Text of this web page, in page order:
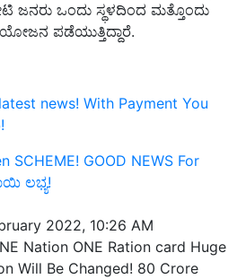
ಜನರು ಒಂದು ಸ್ಥಳದಿಂದ ಮತ್ತೊಂದು
ಪಡೆಯುತ್ತಿದ್ದಾರೆ.
news! With Payment You
SCHEME! GOOD NEWS For
ಲಭ್ಯ!
2022, 10:26 AM
Nation ONE Ration card Huge
Will Be Changed! 80 Crore